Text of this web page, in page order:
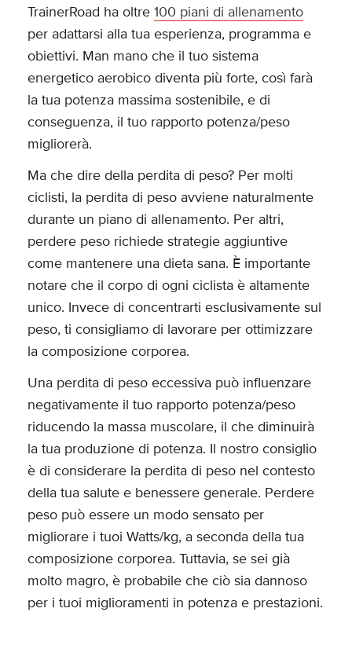
TrainerRoad ha oltre 100 piani di allenamento
per adattarsi alla tua esperienza, programma e
obiettivi. Man mano che il tuo sistema
energetico aerobico diventa più forte, così farà
la tua potenza massima sostenibile, e di
conseguenza, il tuo rapporto potenza/peso
migliorerà.
Ma che dire della perdita di peso? Per molti
ciclisti, la perdita di peso avviene naturalmente
durante un piano di allenamento. Per altri,
perdere peso richiede strategie aggiuntive
come mantenere una dieta sana. È importante
notare che il corpo di ogni ciclista è altamente
unico. Invece di concentrarti esclusivamente sul
peso, ti consigliamo di lavorare per ottimizzare
la composizione corporea.
Una perdita di peso eccessiva può influenzare
negativamente il tuo rapporto potenza/peso
riducendo la massa muscolare, il che diminuirà
la tua produzione di potenza. Il nostro consiglio
è di considerare la perdita di peso nel contesto
della tua salute e benessere generale. Perdere
peso può essere un modo sensato per
migliorare i tuoi Watts/kg, a seconda della tua
composizione corporea. Tuttavia, se sei già
molto magro, è probabile che ciò sia dannoso
per i tuoi miglioramenti in potenza e prestazioni.